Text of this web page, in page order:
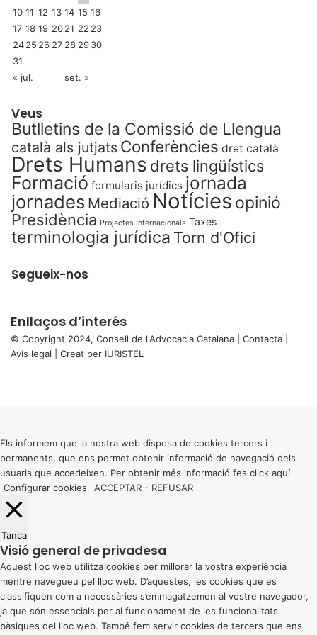
10 11 12 13 14 15 16
17 18 19 2021 22 23
2425 26 27 28 2930
31
« jul.
set. »
Veus
Butlletins de la Comissió de Llengua
català als jutjats Conferències dret català
Drets Humans drets lingüístics
Formació formularis jurídics jornada
jornades Mediació Notícies opinió
Presidència Projectes Internacionals Taxes
terminologia jurídica Torn d'Ofici
Segueix-nos
Enllaços d’interés
© Copyright 2024, Consell de l'Advocacia Catalana | Contacta
Avís legal | Creat per IURISTEL
button
Els informem que la nostra web disposa de cookies tercers i
permanents, que ens permet obtenir informació de navegació dels
usuaris que accedeixen. Per obtenir més informació fes click aquí
Configurar cookies
ACCEPTAR - REFUSAR
Tanca
Visió general de privadesa
Aquest lloc web utilitza cookies per millorar la vostra experiència
mentre navegueu pel lloc web. D’aquestes, les cookies que es
classifiquen com a necessàries s’emmagatzemen al vostre navegador,
ja que són essencials per al funcionament de les funcionalitats
bàsiques del lloc web. També fem servir cookies de tercers que ens